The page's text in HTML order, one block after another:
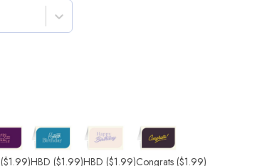
($1.99)HBD ($1.99)HBD ($1.99)Congrats ($1.99)